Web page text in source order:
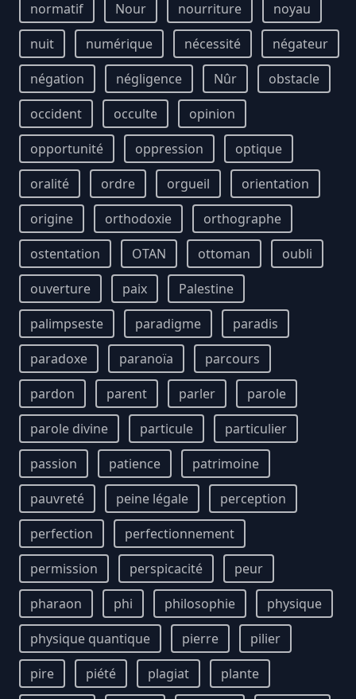
normatif Nour nourriture
noyau
nuit
numérique nécessité
négateur
négation
négligence Nûr
obstacle
occident
occulte
opinion
opportunité
oppression
optique
oralité
ordre orgueil
orientation
origine
orthodoxie
orthographe
ostentation
OTAN ottoman
oubli
ouverture
paix
Palestine
palimpseste
paradigme
paradis
paradoxe
paranoïa
parcours
pardon
parent parler
parole
parole divine
particule
particulier
passion
patience
patrimoine
pauvreté
peine légale
perception
perfection
perfectionnement
permission
perspicacité
peur
pharaon
phi philosophie
physique
physique quantique
pierre
pilier
pire
piété plagiat
plante